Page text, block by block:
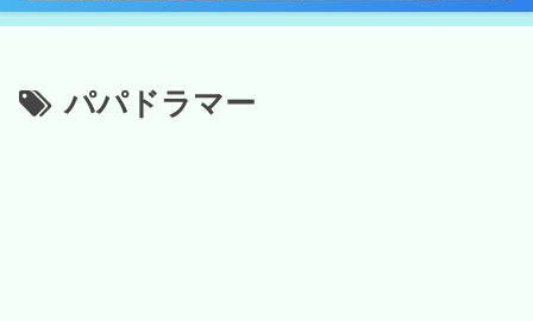
パパドラマー